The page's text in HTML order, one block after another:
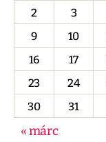
2
3
9
10
16
17
23
24
30
31
« márc